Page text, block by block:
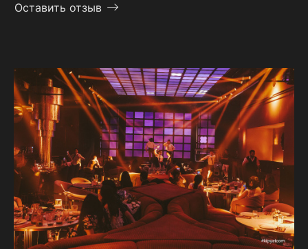
Оставить отзыв